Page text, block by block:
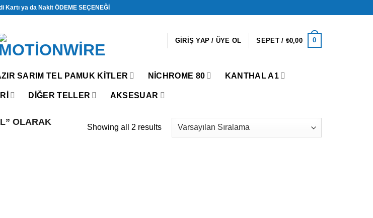
Kartı ya da Nakit ÖDEME SEÇENEĞİ
GIRIŞ YAP / ÜYE OL SEPET / ₺0,00 0
SARIM TEL PAMUK KITLER NICHROME 80 KANTHAL A1
DIĞER TELLER AKSESUAR
OLARAK
Showing all 2 results